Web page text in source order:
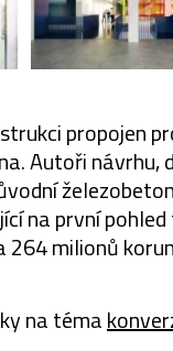
propojen
Autoři návrhu,
na první
264 milionů
na téma